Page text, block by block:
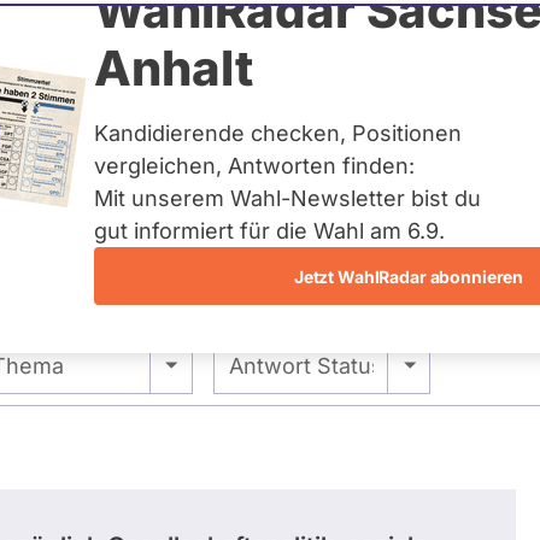
Anhalt
Kandidierende checken, Positionen
vergleichen, Antworten finden:
Mit unserem Wahl-Newsletter bist du
gut informiert für die Wahl am 6.9.
Jetzt WahlRadar abonnieren
und kein zukünftiges
auf Landes-, Bundes-
über eine
erfasst.
Alle - Antwort Status
- Alle -